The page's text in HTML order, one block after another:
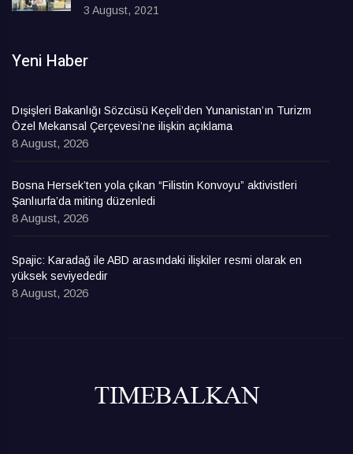
3 August, 2021
Yeni Haber
Dışişleri Bakanlığı Sözcüsü Keçeli’den Yunanistan’ın Turizm
Özel Mekansal Çerçevesi’ne ilişkin açıklama
8 August, 2026
Bosna Hersek’ten yola çıkan “Filistin Konvoyu” aktivistleri
Şanlıurfa’da miting düzenledi
8 August, 2026
Spajic: Karadağ ile ABD arasındaki ilişkiler resmi olarak en
yüksek seviyededir
8 August, 2026